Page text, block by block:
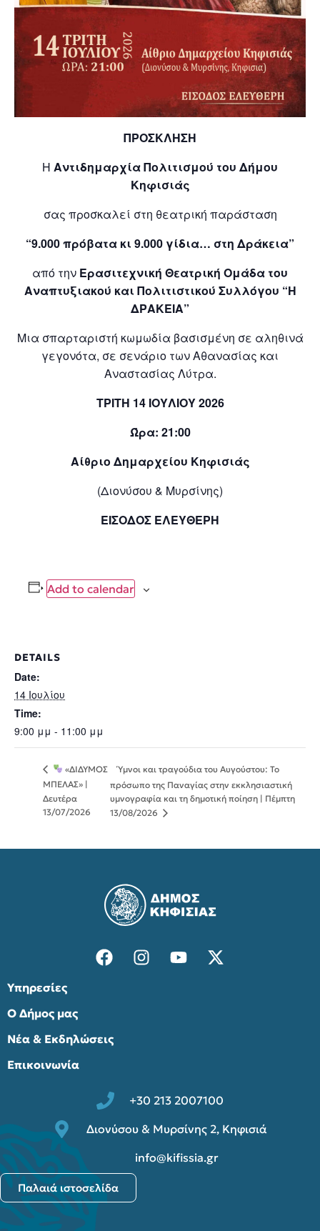
ΠΡΟΣΚΛΗΣΗ
Η Αντιδημαρχία Πολιτισμού του Δήμου
Κηφισιάς
σας προσκαλεί στη θεατρική παράσταση
“9.000 πρόβατα κι 9.000 γίδια… στη Δράκεια”
από την Ερασιτεχνική Θεατρική Ομάδα του
Αναπτυξιακού και Πολιτιστικού Συλλόγου “Η
ΔΡΑΚΕΙΑ”
Μια σπαρταριστή κωμωδία βασισμένη σε αληθινά
γεγονότα, σε σενάριο των Αθανασίας και
Αναστασίας Λύτρα.
ΤΡΙΤΗ 14 ΙΟΥΛΙΟΥ 2026
Ώρα: 21:00
Αίθριο Δημαρχείου Κηφισιάς
(Διονύσου & Μυρσίνης)
ΕΙΣΟΔΟΣ ΕΛΕΥΘΕΡΗ
Add to calendar
DETAILS
Date:
14 Ιουλίου
Time:
9:00 μμ - 11:00 μμ
«ΔΙΔΥΜΟΣ
ΜΠΕΛΑΣ» |
Δευτέρα
13/07/2026
Ύμνοι και τραγούδια του Αυγούστου: Το
πρόσωπο της Παναγίας στην εκκλησιαστική
υμνογραφία και τη δημοτική ποίηση | Πέμπτη
13/08/2026
Υπηρεσίες
Ο Δήμος μας
Νέα & Εκδηλώσεις
Επικοινωνία
+30 213 2007100
Διονύσου & Μυρσίνης 2, Κηφισιά
info@kifissia.gr
Παλαιά ιστοσελίδα